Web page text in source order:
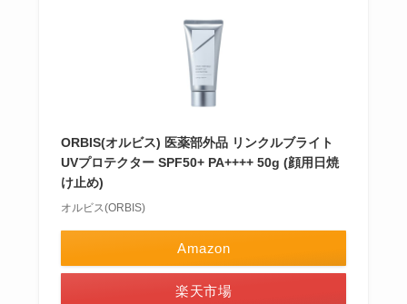
ORBIS(オルビス) 医薬部外品 リンクルブライト
UVプロテクター SPF50+ PA++++ 50g (顔用日焼
け止め)
オルビス(ORBIS)
Amazon
楽天市場